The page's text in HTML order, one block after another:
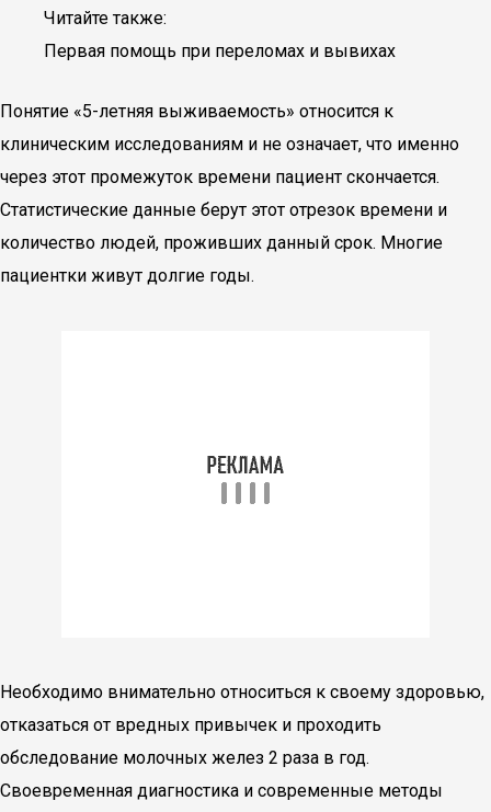
Читайте также:
Первая помощь при переломах и вывихах
Понятие «5-летняя выживаемость» относится к
клиническим исследованиям и не означает, что именно
через этот промежуток времени пациент скончается.
Статистические данные берут этот отрезок времени и
количество людей, проживших данный срок. Многие
пациентки живут долгие годы.
Необходимо внимательно относиться к своему здоровью,
отказаться от вредных привычек и проходить
обследование молочных желез 2 раза в год.
Своевременная диагностика и современные методы